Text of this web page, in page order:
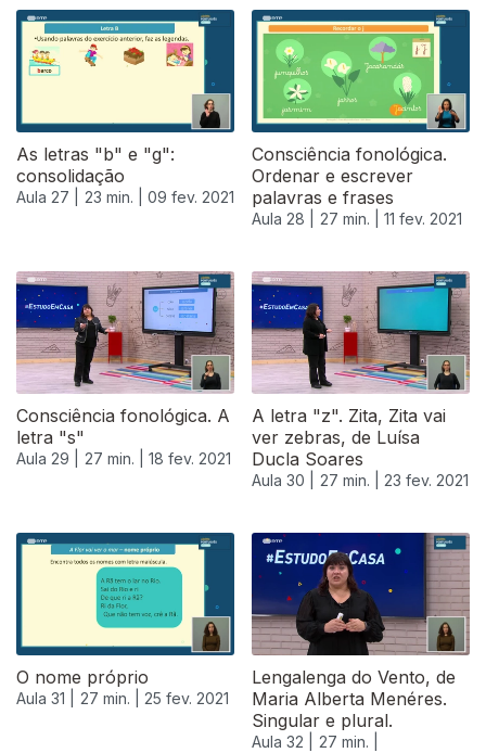
As letras "b" e "g":
consolidação
Aula 27 | 23 min. | 09 fev. 2021
Consciência fonológica.
Ordenar e escrever
palavras e frases
Aula 28 | 27 min. | 11 fev. 2021
Consciência fonológica. A
letra "s"
Aula 29 | 27 min. | 18 fev. 2021
A letra "z". Zita, Zita vai
ver zebras, de Luísa
Ducla Soares
Aula 30 | 27 min. | 23 fev. 2021
O nome próprio
Aula 31 | 27 min. | 25 fev. 2021
Lengalenga do Vento, de
Maria Alberta Menéres.
Singular e plural.
Aula 32 |
27 min. |